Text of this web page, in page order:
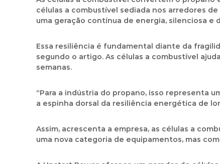
células a combustível sediada nos arredores
uma geração contínua de energia, silenciosa
Essa resiliência é fundamental diante da
segundo o artigo. As células a combustível
semanas.
“Para a indústria do propano, isso representa
a espinha dorsal da resiliência energética de
Assim, acrescenta a empresa, as células a
uma nova categoria de equipamentos, mas